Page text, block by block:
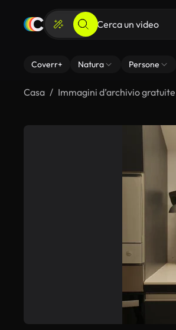
Coverr+ Natura Persone
Casa Immagini d’archivio gratuite